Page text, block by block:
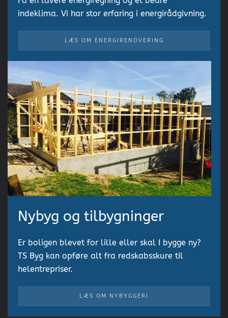
indeklima. Vi har stor erfaring i energirådgivning.
LÆS OM ENERGIRENOVERING
Nybyg og tilbygninger
Er boligen blevet for lille eller skal I bygge ny?
TS Byg kan opføre alt fra redskabsskure til
helentrepriser.
LÆS OM NYBYGGERI